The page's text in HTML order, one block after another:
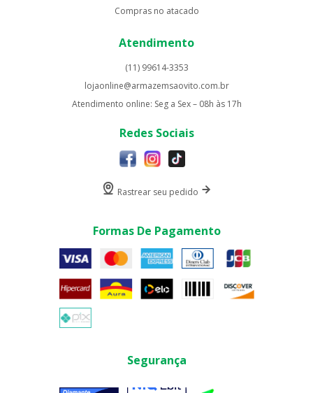
Compras no atacado
Atendimento
(11) 99614-3353
lojaonline@armazemsaovito.com.br
Atendimento online: Seg a Sex – 08h às 17h
Redes Sociais
Rastrear seu pedido
Formas De Pagamento
Segurança